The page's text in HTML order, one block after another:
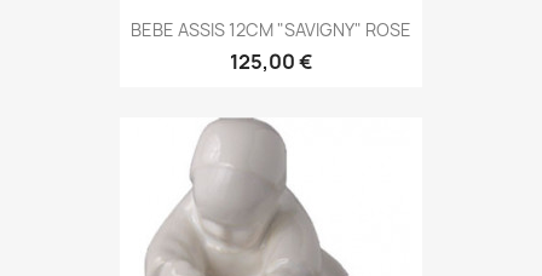
BEBE ASSIS 12CM "SAVIGNY" ROSE
125,00 €